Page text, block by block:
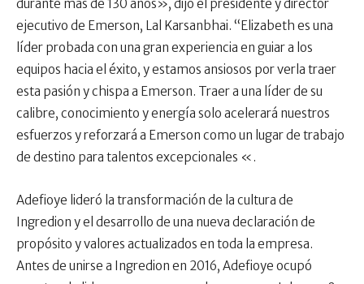
durante más de 130 años», dijo el presidente y director
ejecutivo de Emerson, Lal Karsanbhai. “Elizabeth es una
líder probada con una gran experiencia en guiar a los
equipos hacia el éxito, y estamos ansiosos por verla traer
esta pasión y chispa a Emerson. Traer a una líder de su
calibre, conocimiento y energía solo acelerará nuestros
esfuerzos y reforzará a Emerson como un lugar de trabajo
de destino para talentos excepcionales «.
Adefioye lideró la transformación de la cultura de
Ingredion y el desarrollo de una nueva declaración de
propósito y valores actualizados en toda la empresa.
Antes de unirse a Ingredion en 2016, Adefioye ocupó